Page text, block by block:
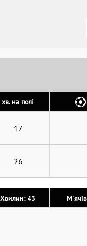
хв. на полі
Хвилин: 43
17
26